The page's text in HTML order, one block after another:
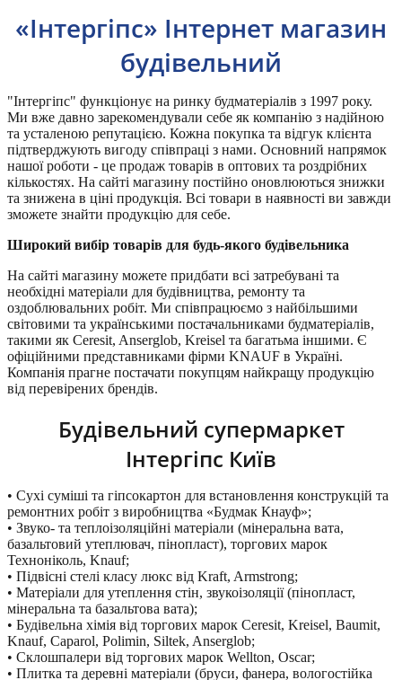
«Інтергіпс» Інтернет магазин
будівельний
"Інтергіпс" функціонує на ринку будматеріалів з 1997 року.
Ми вже давно зарекомендували себе як компанію з надійною
та усталеною репутацією. Кожна покупка та відгук клієнта
підтверджують вигоду співпраці з нами. Основний напрямок
нашої роботи - це продаж товарів в оптових та роздрібних
кількостях. На сайті магазину постійно оновлюються знижки
та знижена в ціні продукція. Всі товари в наявності ви завжди
зможете знайти продукцію для себе.
Широкий вибір товарів для будь-якого будівельника
На сайті магазину можете придбати всі затребувані та
необхідні матеріали для будівництва, ремонту та
оздоблювальних робіт. Ми співпрацюємо з найбільшими
світовими та українськими постачальниками будматеріалів,
такими як Ceresit, Anserglob, Kreisel та багатьма іншими. Є
офіційними представниками фірми KNAUF в Україні.
Компанія прагне постачати покупцям найкращу продукцію
від перевірених брендів.
Будівельний супермаркет
Інтергіпс Київ
• Сухі суміші та гіпсокартон для встановлення конструкцій та
ремонтних робіт з виробництва «Будмак Кнауф»;
• Звуко- та теплоізоляційні матеріали (мінеральна вата,
базальтовий утеплювач, пінопласт), торгових марок
Техноніколь, Knauf;
• Підвісні стелі класу люкс від Kraft, Armstrong;
• Матеріали для утеплення стін, звукоізоляції (пінопласт,
мінеральна та базальтова вата);
• Будівельна хімія від торгових марок Ceresit, Kreisel, Baumit,
Knauf, Caparol, Polimin, Siltek, Anserglob;
• Склошпалери від торгових марок Wellton, Oscar;
• Плитка та деревні матеріали (бруси, фанера, вологостійка